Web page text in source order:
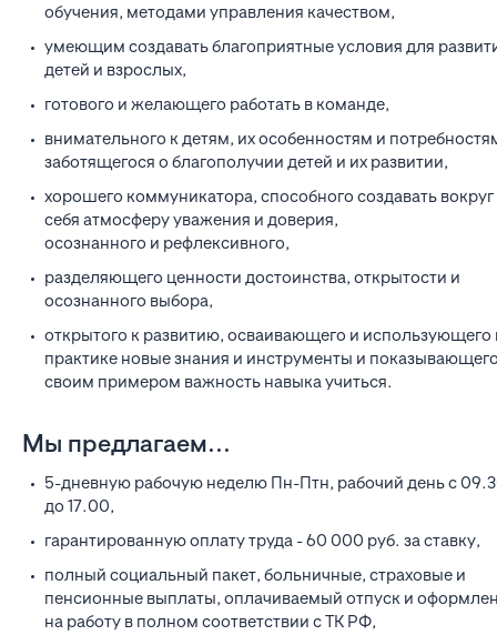
обучения, методами управления качеством,
умеющим создавать благоприятные условия для
детей и взрослых,
готового и желающего работать в команде,
внимательного к детям, их особенностям и
заботящегося о благополучии детей и их развитии,
хорошего коммуникатора, способного создавать вокруг
себя атмосферу уважения и доверия,
осознанного и рефлексивного,
разделяющего ценности достоинства, открытости и
осознанного выбора,
открытого к развитию, осваивающего и использующего
практике новые знания и инструменты и
своим примером важность навыка учиться.
Мы предлагаем...
5-дневную рабочую неделю Пн-Птн, рабочий день с
до 17.00,
гарантированную оплату труда - 60 000 руб. за ставку,
полный социальный пакет, больничные, страховые и
пенсионные выплаты, оплачиваемый отпуск и
на работу в полном соответствии с ТК РФ,